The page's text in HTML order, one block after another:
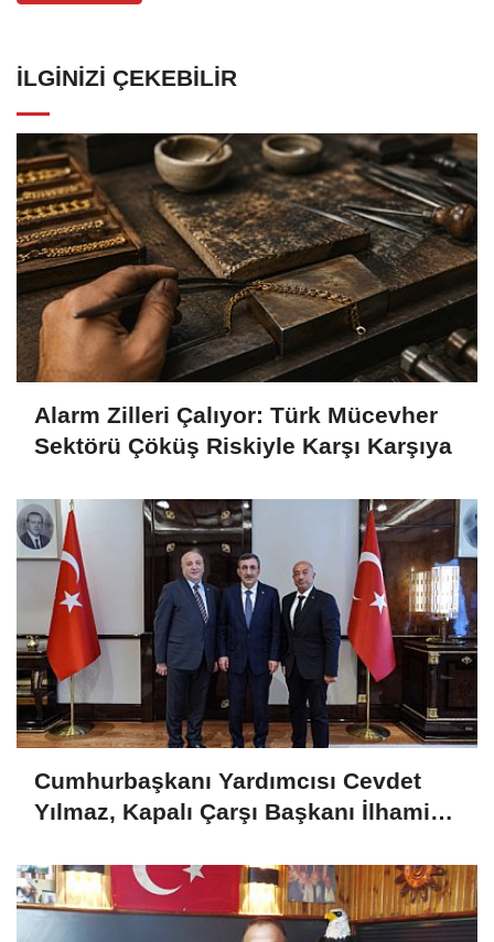
İLGINIZI ÇEKEBILIR
Alarm Zilleri Çalıyor: Türk Mücevher
Sektörü Çöküş Riskiyle Karşı Karşıya
Cumhurbaşkanı Yardımcısı Cevdet
Yılmaz, Kapalı Çarşı Başkanı İlhami